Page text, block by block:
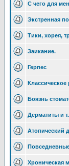
С чего для
Экстренная
Тики, хорея,
Заикание.
Герпес
Классическое
Боязнь
Дерматиты и
Атопический
Хроническая